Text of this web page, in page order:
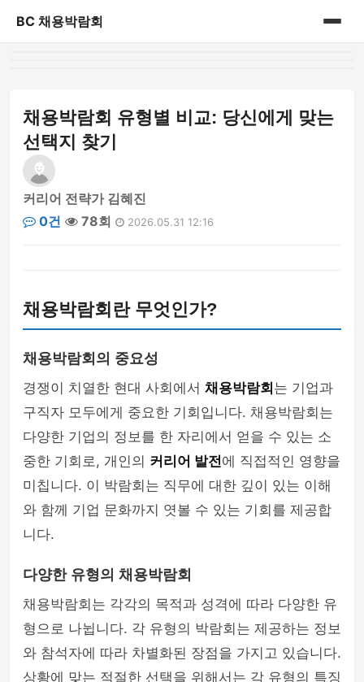
BC 채용박람회
채용박람회 유형별 비교: 당신에게 맞는
선택지 찾기
커리어 전략가 김혜진
0건
78회 2026.05.31 12:16
채용박람회란 무엇인가?
채용박람회의 중요성
경쟁이 치열한 현대 사회에서 채용박람회 는 기업과
구직자 모두에게 중요한 기회입니다. 채용박람회는
다양한 기업의 정보를 한 자리에서 얻을 수 있는 소
중한 기회로, 개인의 커리어 발전에 직접적인 영향을
미칩니다. 이 박람회는 직무에 대한 깊이 있는 이해
와 함께 기업 문화까지 엿볼 수 있는 기회를 제공합
니다.
다양한 유형의 채용박람회
채용박람회는 각각의 목적과 성격에 따라 다양한 유
형으로 나뉩니다. 각 유형의 박람회는 제공하는 정보
와 참석자에 따라 차별화된 장점을 가지고 있습니다.
상황에 맞는 적절한 선택을 위해서는 각 유형의 특징